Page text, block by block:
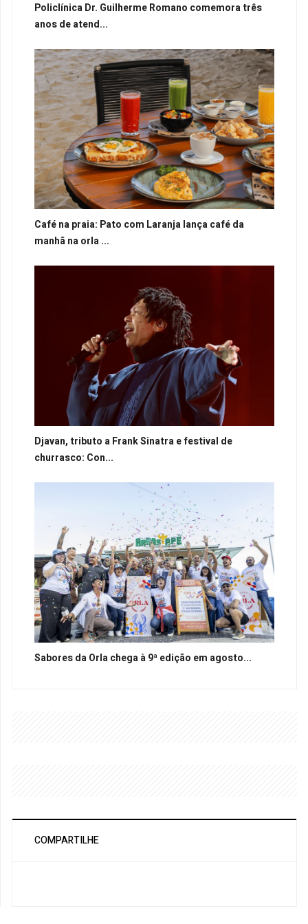
Policlínica Dr. Guilherme Romano comemora três
anos de atend...
Café na praia: Pato com Laranja lança café da
manhã na orla ...
Djavan, tributo a Frank Sinatra e festival de
churrasco: Con...
Sabores da Orla chega à 9ª edição em agosto...
COMPARTILHE